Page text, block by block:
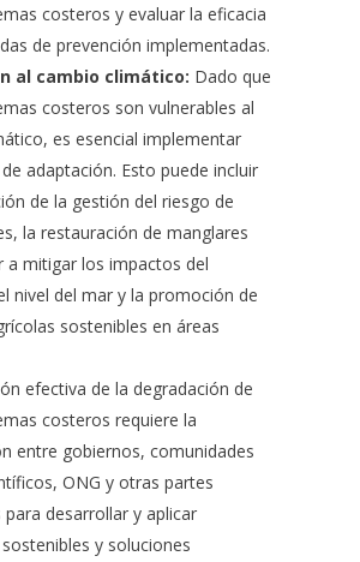
costeros y evaluar la eficacia
de prevención implementadas.
al cambio climático: Dado que
costeros son vulnerables al
es esencial implementar
adaptación. Esto puede incluir
de la gestión del riesgo de
la restauración de manglares
a mitigar los impactos del
nivel del mar y la promoción de
sostenibles en áreas
efectiva de la degradación de
costeros requiere la
entre gobiernos, comunidades
ONG y otras partes
para desarrollar y aplicar
y soluciones